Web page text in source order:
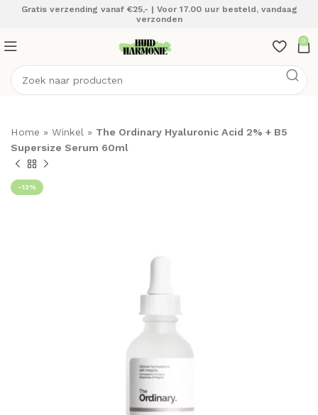
Gratis verzending vanaf €25,- | Voor 17.00 uur besteld, vandaag
verzonden
0
Home » Winkel » The Ordinary Hyaluronic Acid 2% + B5
Supersize Serum 60ml
-13%